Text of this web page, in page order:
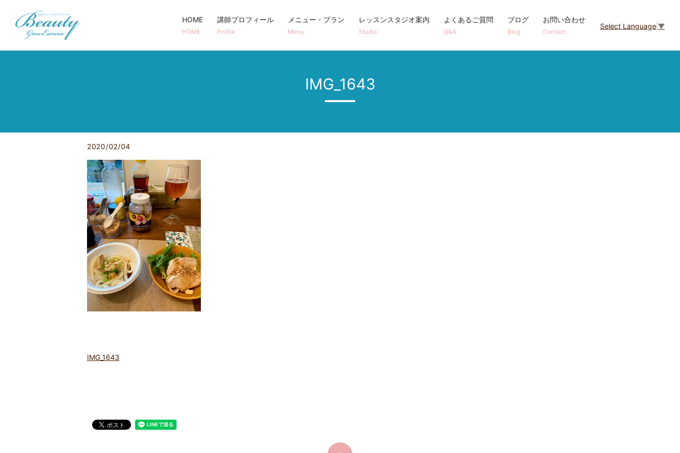
Select Language ▼
HOME
HOME
講師プロフィール
Profile
メニュー・プラン
Menu
レッスンスタジオ案内
Studio
よくあるご質問
Q&A
ブログ
Blog
お問い合わせ
Contact
IMG_1643
2020/02/04
IMG_1643